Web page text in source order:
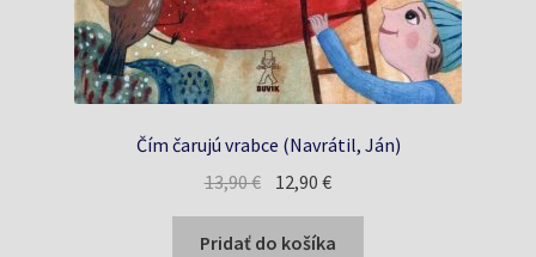
Čím čarujú vrabce (Navrátil, Ján)
13,90€ Pôvodná
cena
bola:
12,90€Aktuálna
cena
je:
Pridať do košíka